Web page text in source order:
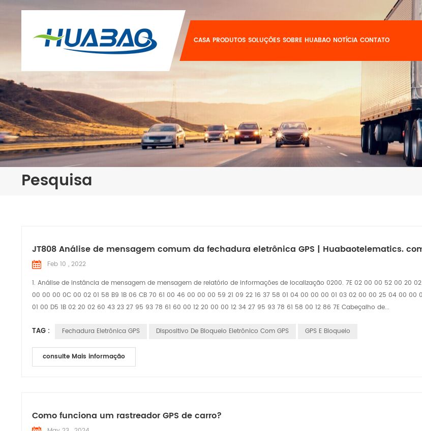
CASA PRODUTOS SOLUÇÕES SOBRE HUABAO NOTÍCIA CONTATO
Pesquisa
JT808 Análise de mensagem comum da fechadura eletrônica GPS | Huabaotelematics.
Feb 10 , 2022
1. Análise de instância de mensagem de mensagem de relatório de informações de localização 0200. 7E 02 00 00 52 00 20
00 00 00 0C 00 02 01 58 B9 1B 06 CB 70 61 00 46 00 00 00 59 21 09 22 16 37 58 01 04 00 00 00 01 03 02 00 00 25 04 00 00 00
01 00 D5 1B 02 20 02 60 43 23 27 95 93 78 61 60 00 12 20 00 00 12 34 27 95 93 78 61 58 00 12 86 7E Cabeçalho de...
TAG : Fechadura Eletrônica GPS Dispositivo De Bloqueio Eletrônico Com GPS GPS E Bloqueio
consulte Mais informação
Como funciona um rastreador GPS de carro?